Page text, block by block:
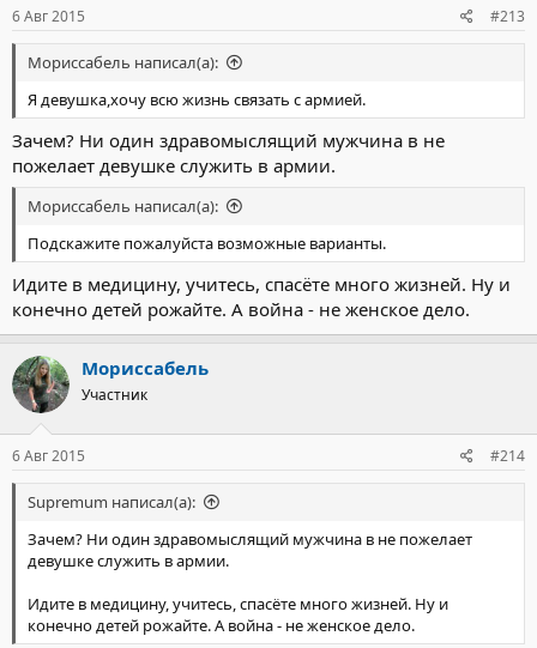
6 Авг 2015 #213
Мориссабель написал(а):
Я девушка,хочу всю жизнь связать с армией.
Зачем? Ни один здравомыслящий мужчина в не
пожелает девушке служить в армии.
Мориссабель написал(а):
Подскажите пожалуйста возможные варианты.
Идите в медицину, учитесь, спасёте много жизней. Ну и
конечно детей рожайте. А война - не женское дело.
Мориссабель
Участник
6 Авг 2015 #214
Supremum написал(а):
Зачем? Ни один здравомыслящий мужчина в не пожелает
девушке служить в армии.
Идите в медицину, учитесь, спасёте много жизней. Ну и
конечно детей рожайте. А война - не женское дело.